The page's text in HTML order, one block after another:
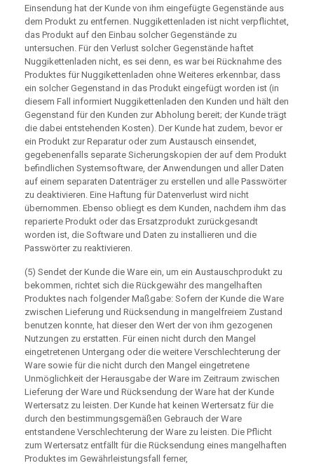
Einsendung hat der Kunde von ihm eingefügte Gegenstände aus
dem Produkt zu entfernen. Nuggikettenladen ist nicht verpflichtet,
das Produkt auf den Einbau solcher Gegenstände zu
untersuchen. Für den Verlust solcher Gegenstände haftet
Nuggikettenladen nicht, es sei denn, es war bei Rücknahme des
Produktes für Nuggikettenladen ohne Weiteres erkennbar, dass
ein solcher Gegenstand in das Produkt eingefügt worden ist (in
diesem Fall informiert Nuggikettenladen den Kunden und hält den
Gegenstand für den Kunden zur Abholung bereit; der Kunde trägt
die dabei entstehenden Kosten). Der Kunde hat zudem, bevor er
ein Produkt zur Reparatur oder zum Austausch einsendet,
gegebenenfalls separate Sicherungskopien der auf dem Produkt
befindlichen Systemsoftware, der Anwendungen und aller Daten
auf einem separaten Datenträger zu erstellen und alle Passwörter
zu deaktivieren. Eine Haftung für Datenverlust wird nicht
übernommen. Ebenso obliegt es dem Kunden, nachdem ihm das
reparierte Produkt oder das Ersatzprodukt zurückgesandt
worden ist, die Software und Daten zu installieren und die
Passwörter zu reaktivieren.
(5) Sendet der Kunde die Ware ein, um ein Austauschprodukt zu
bekommen, richtet sich die Rückgewähr des mangelhaften
Produktes nach folgender Maßgabe: Sofern der Kunde die Ware
zwischen Lieferung und Rücksendung in mangelfreiem Zustand
benutzen konnte, hat dieser den Wert der von ihm gezogenen
Nutzungen zu erstatten. Für einen nicht durch den Mangel
eingetretenen Untergang oder die weitere Verschlechterung der
Ware sowie für die nicht durch den Mangel eingetretene
Unmöglichkeit der Herausgabe der Ware im Zeitraum zwischen
Lieferung der Ware und Rücksendung der Ware hat der Kunde
Wertersatz zu leisten. Der Kunde hat keinen Wertersatz für die
durch den bestimmungsgemäßen Gebrauch der Ware
entstandene Verschlechterung der Ware zu leisten. Die Pflicht
zum Wertersatz entfällt für die Rücksendung eines mangelhaften
Produktes im Gewährleistungsfall ferner,